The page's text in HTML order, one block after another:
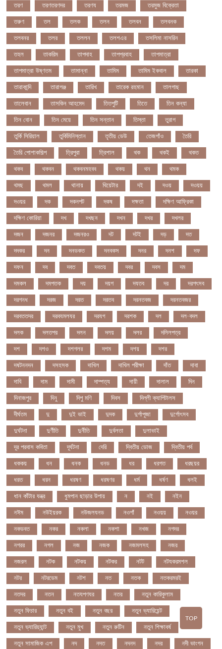
তরণ তরণতরণদর তরণয তরমজ তরমুজ বিক্রেতা
তরুণ তল তলক তলন তলবন তলবনক
তলবনর তলর তললন তলশএর তসলিমা নাসরিন
তহল তাকরিম তাপদাহ তাপপ্রবাহ তাপমাত্রা
তাপমাত্রা উষ্ণতম তামান্না তামিম তামিম ইকবাল তারকা
তারাকান্দি তারাগঞ্জ তারিখ তারেক রহমান তালগাছ
তালেবান তাসকিন আহমেদ তিতপুটি তিতে তিন কন্যা
তিন বোন তিন মেয়ে তিন সন্তান তিস্তা তুরাগ
তুর্কি সিরিয়াল তুর্কিমিনিস্তান তৃতীয় ডেউ তেজগাঁও তৈরি
তৈরি পোশাকশিল্প ত্রিপুরা ত্রিশাল থক থকই থকত
থকব থকবন থকবনমহবব থকয় থন থমক
থমছ থমল থানায় থিয়েটার দই দওয় দওয়য়
দওয়র দক দকনপট দকষ দক্ষতা দক্ষিণ আফ্রিকা
দক্ষিণ কোরিয়া দখ দখছন দখন দখর দখলর
দজন দজনর দজনরও দট দটই দড় দত
দদকর দন দনডকত দনবকস দনর দনশ দফ
দফন দব দবত দবতয় দবর দবস দম
দমকল দমপতক দয় দয়গ দযতব দর দরগৎসব
দরগনধ দরজ দরত দরতব দরনতবজ দরনতবজর
দরবততদর দরবযমলযর দরযগ দরশক দল দল-বদল
দলক দলতপর দলন দলয় দলর দলিলপত্র
দশ দশও দশগলর দশম দশয় দশর
দষটননদন দসহসক দাখিল দাখিল পরীক্ষা দাঁত দাবা
দাবি দাম দামী দাম্পত্য দায়ী দালাল দিন
দিনাজপুর দিনু দিপু মণি দিবস দিল্লী ক্যাপিটালস
দীর্ঘতম দু দুই ভাই দুদক দুর্গাপূজা দুর্গোৎসব
দুর্ঘটনা দুর্ণীতি দুর্নীতি দুর্বলতা দুলাভাই
দূর পরবাস কবিতা দূর্ঘটনা দেরি দ্বিতীয় ডোজ দ্বিতীয় পর্ব
ধককয় ধন ধনক ধনড ধর ধরগত ধরছয়র
ধরত ধরন ধরষণ ধরষণর ধর্ম ধর্ষণ ধলই
ধান কাঁটার যন্ত্র ধুমপান ছাড়ার উপায় ন নই নইন
নঈম নউইয়রক নউজলযনড নওগাঁ নওয়য় নওয়র
নকডবত নকর নকলা নকশা নখজ নগদর
নগরর নগল নজ নজক নজমলসহ নজর
নজরল নটক নটকয় নটকর নটট নটযকরমশল
নটর নটরডেম নটশ নত নতক নতকরমরই
নতদর নতন নতযপণযর নতর নতুন কারিকুলাম
নতুন ফিচার নতুন বই নতুন বছর নতুন ভ্যারিয়েন্ট
নতুন ভ্যারিয়্যান্ট নতুন মুখ নতুন রুটিন নতুন শিক্ষাবর্ষ
নতুন সামাজিক এপ নদ নদত নদনদ নদর নদী ভাংগন
TOP